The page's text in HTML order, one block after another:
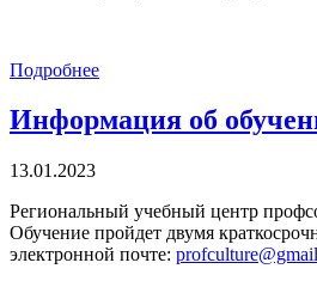
Подробнее
Информация об
13.01.2023
Региональный учебный центр
Обучение пройдет двумя
электронной почте: